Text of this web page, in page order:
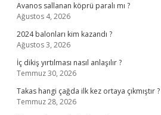
Avanos sallanan köprü paralı mı ?
Ağustos 4, 2026
2024 balonları kim kazandı ?
Ağustos 3, 2026
İç dikiş yırtılması nasıl anlaşılır ?
Temmuz 30, 2026
Takas hangi çağda ilk kez ortaya çıkmıştır ?
Temmuz 28, 2026